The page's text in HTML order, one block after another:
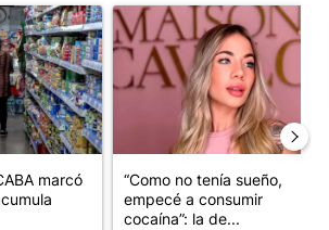
con el título "La inflación en CABA
marcó
Un artículo de tendencia con
“Como no tenía sueño,
empecé a consumir
cocaína”: la de...